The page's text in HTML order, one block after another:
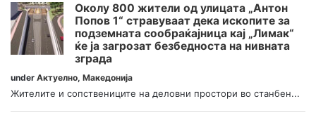
Околу 800 жители од улицата „Антон
Попов 1“ стравуваат дека ископите за
подземната сообраќајница кај „Лимак“
ќе ја загрозат безбедноста на нивната
зграда
under Актуелно, Македонија
Жителите и сопствениците на деловни простори во станбен...